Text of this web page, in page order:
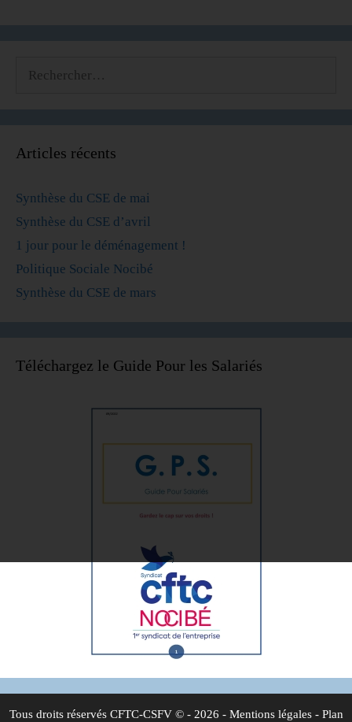
Articles récents
Synthèse du CSE de mai
Synthèse du CSE d’avril
1 jour pour le déménagement !
Politique Sociale Nocibé
Synthèse du CSE de mars
Téléchargez le Guide Pour les Salariés
Tous droits réservés CFTC-CSFV© - 2026 - Mentions légales- Plan